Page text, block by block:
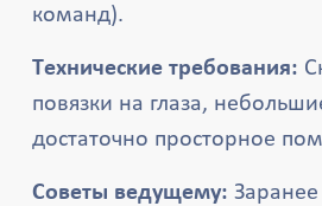
команд).
Технические требования:
повязки на глаза,
достаточно просторное
Советы ведущему: